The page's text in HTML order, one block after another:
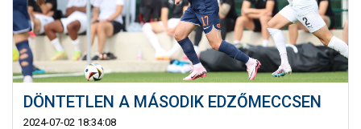
DÖNTETLEN A MÁSODIK EDZŐMECCSEN
2024-07-02 18:34:08